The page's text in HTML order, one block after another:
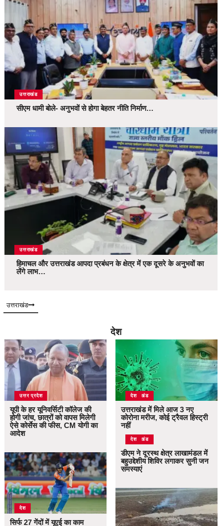
उत्तराखंड
सीएम धामी बोले- अनुभवों से होगा बेहतर नीति निर्माण…
उत्तराखंड
हिमाचल और उत्तराखंड आपदा प्रबंधन के क्षेत्र में एक दूसरे के अनुभवों का
लेंगे लाभ…
उत्तराखंड
देश
उत्तर प्रदेश
यूपी के हर यूनिवर्सिटी कॉलेज की
होगी जांच, छात्रों को वापस मिलेगी
ऐसे कोर्सेस की फीस, CM योगी का
आदेश
देश
सिर्फ 27 गेंदों में यूएई का काम
उत्तराखंड
देश
उत्तराखंड में मिले आज 3 नए
कोरोना मरीज, कोई ट्रैवल हिस्ट्री
नहीं
उत्तराखंड
देश
डीएम ने दूरस्थ क्षेत्र लाखामंडल में
बहुउद्देशीय शिविर लगाकर सुनी जन
समस्याएं